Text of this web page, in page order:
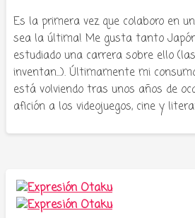
Es la primera vez que colaboro en
sea la última! Me gusta tanto
estudiado una carrera sobre ello
inventan...). Últimamente mi
está volviendo tras unos años de
afición a los videojuegos, cine y